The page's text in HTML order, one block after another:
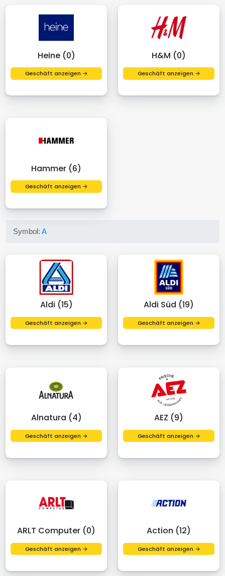
Heine (0)
Geschäft anzeigen →
H&M (0)
Geschäft anzeigen →
Hammer (6)
Geschäft anzeigen →
Symbol:A
Aldi (15)
Geschäft anzeigen →
Aldi Süd (19)
Geschäft anzeigen →
Alnatura (4)
Geschäft anzeigen →
AEZ (9)
Geschäft anzeigen →
ARLT Computer (0)
Geschäft anzeigen →
Action (12)
Geschäft anzeigen →